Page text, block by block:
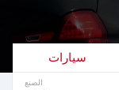
سيارات
الصنع